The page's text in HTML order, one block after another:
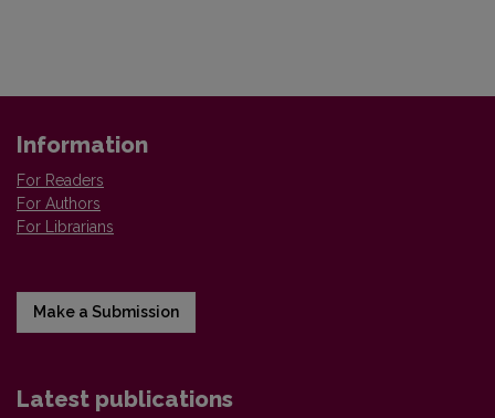
Information
For Readers
For Authors
For Librarians
Make a Submission
Latest publications